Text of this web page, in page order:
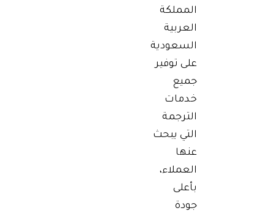
المملكة
العربية
السعودية
على توفير
جميع
خدمات
الترجمة
التي يبحث
عنها
العملاء،
بأعلى
جودة